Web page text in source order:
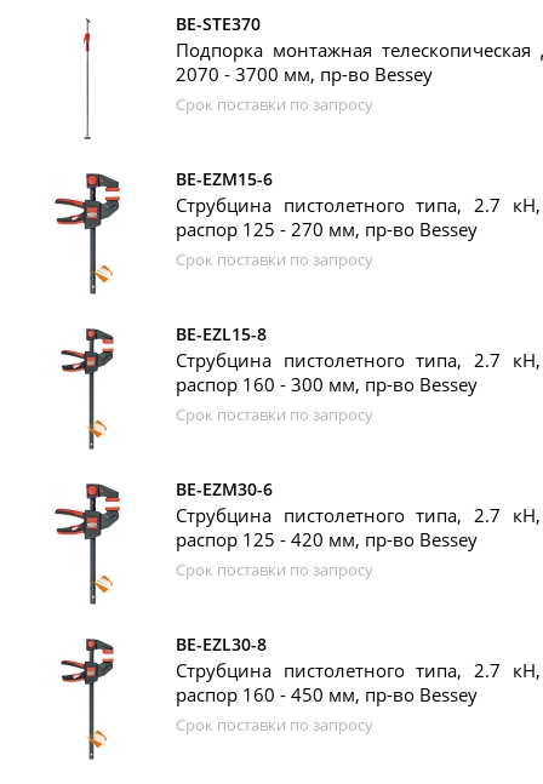
BE-STE370
Подпорка монтажная
2070 - 3700 мм, пр-во Bessey
Срок поставки по запросу
BE-EZM15-6
Струбцина пистолетного типа, 2.7
распор 125 - 270 мм, пр-во Bessey
Срок поставки по запросу
BE-EZL15-8
Струбцина пистолетного типа, 2.7
распор 160 - 300 мм, пр-во Bessey
Срок поставки по запросу
BE-EZM30-6
Струбцина пистолетного типа, 2.7
распор 125 - 420 мм, пр-во Bessey
Срок поставки по запросу
BE-EZL30-8
Струбцина пистолетного типа, 2.7
распор 160 - 450 мм, пр-во Bessey
Срок поставки по запросу